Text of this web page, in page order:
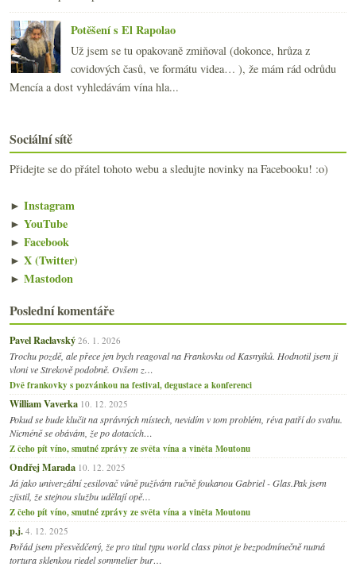
Potěšení s El Rapolao
Už jsem se tu opakovaně zmiňoval (dokonce, hrůza z
covidových časů, ve formátu videa… ), že mám rád odrůdu
Mencía a dost vyhledávám vína hla...
Sociální sítě
Přidejte se do přátel tohoto webu a sledujte novinky na Facebooku! :o)
► Instagram
► YouTube
► Facebook
► X (Twitter)
► Mastodon
Poslední komentáře
Pavel Raclavský 26. 1. 2026
Trochu pozdě, ale přece jen bych reagoval na Frankovku od Kasnyiků. Hodnotil jsem ji
vloni ve Strekově podobně. Ovšem z…
Dvě frankovky s pozvánkou na festival, degustace a konferenci
William Vaverka 10. 12. 2025
Pokud se bude klučit na správných místech, nevidím v tom problém, réva patří do svahu.
Nicméně se obávám, že po dotacích…
Z čeho pít víno, smutné zprávy ze světa vína a viněta Moutonu
Ondřej Marada 10. 12. 2025
Já jako univerzální zesilovač vůně pužívám ručně foukanou Gabriel - Glas.Pak jsem
zjistil, že stejnou službu udělají opě…
Z čeho pít víno, smutné zprávy ze světa vína a viněta Moutonu
p.j. 4. 12. 2025
Pořád jsem přesvědčený, že pro titul typu world class pinot je bezpodmínečně nutná
tortura sklenkou riedel sommelier bur…